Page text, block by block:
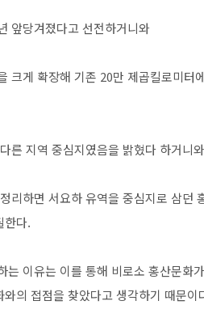
앞당겨졌다고 선전하거니와
크게 확장해 기존 20만 제곱킬로미터
른 지역 중심지였음을 밝혔다 하거니
리하면 서요하 유역을 중심지로 삼던
한다.
는 이유는 이를 통해 비로소 홍산문화
의 접점을 찾았다고 생각하기 때문이